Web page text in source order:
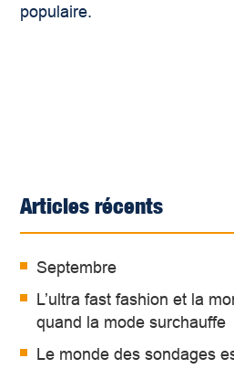
populaire.
Articles récents
Septembre
L’ultra fast fashion et la
quand la mode surchauffe
Le monde des sondages